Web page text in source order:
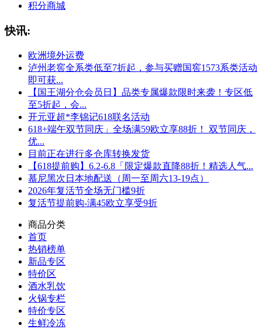
积分商城
快讯:
欧洲境外运费
泸州老窖全系类低至7折起，参与买赠国窖1573系类活动
即可获...
【国王湖分仓会员日】品类专属爆款限时来袭！专区低
至5折起，会...
开元亚超*李锦记618联名活动
618+端午双节同庆」全场满59欧立享88折！ 双节同庆，
优...
目前正在进行多仓库转换发货
【618提前购】6.2-6.8「限定爆款直降88折！精选人气...
慕尼黑次日本地配送（周一至周六13-19点）
2026年复活节全场无门槛9折
复活节提前购-满45欧立享受9折
商品分类
首页
热销榜单
新品专区
特价区
酒水乳饮
火锅专栏
特价专区
生鲜冷冻